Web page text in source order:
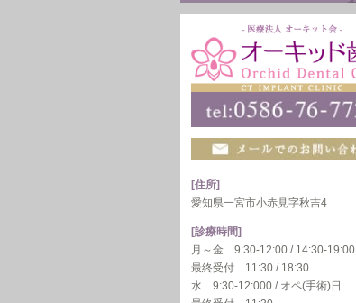
[住所]
愛知県一宮市小赤見字秋吉4
[診療時間]
月～金 9:30-12:00 / 14:30-19:00
最終受付 11:30 / 18:30
水 9:30-12:000 / オペ(手術)日